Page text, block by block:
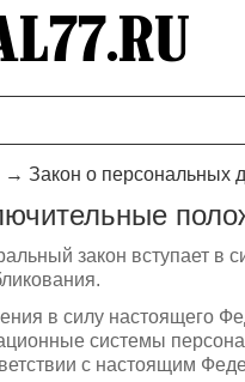
→ Закон о персональных
закон вступает в
в силу настоящего
системы
с настоящим